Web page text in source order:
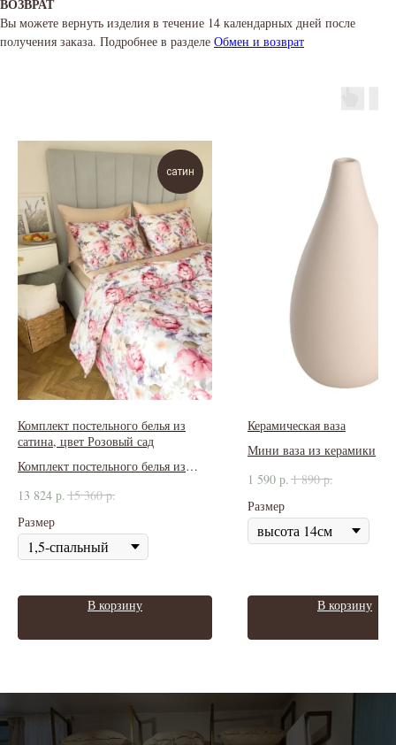
ВОЗВРАТ
Вы можете вернуть изделия в течение 14 календарных дней после
получения заказа. Подробнее в разделе Обмен и возврат
сатин
Комплект постельного белья из
сатина, цвет Розовый сад
Комплект постельного белья из
13 824 р. 15 360 р.
Размер
В корзину
Керамическая ваза
Мини ваза из керамики
1 590 р. 1 890 р.
Размер
В корзину